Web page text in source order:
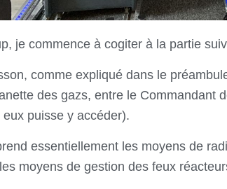
je commence à cogiter à la partie
comme expliqué dans le
des gazs, entre le Commandant
eux puisse y accéder).
essentiellement les moyens de
moyens de gestion des feux